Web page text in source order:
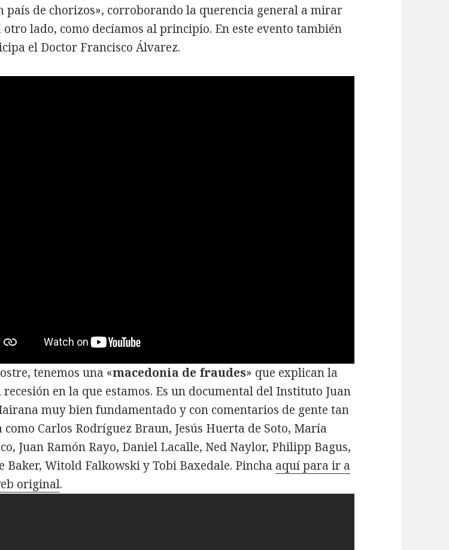
país de chorizos», corroborando la querencia general a mirar
otro lado, como decíamos al principio. En este evento también
el Doctor Francisco Álvarez.
tenemos una «macedonia de fraudes» que explican la
recesión en la que estamos. Es un documental del Instituto Juan
muy bien fundamentado y con comentarios de gente tan
como Carlos Rodríguez Braun, Jesús Huerta de Soto, María
Juan Ramón Rayo, Daniel Lacalle, Ned Naylor, Philipp Bagus,
Baker, Witold Falkowski y Tobi Baxedale. Pincha aquí para ir a
original.